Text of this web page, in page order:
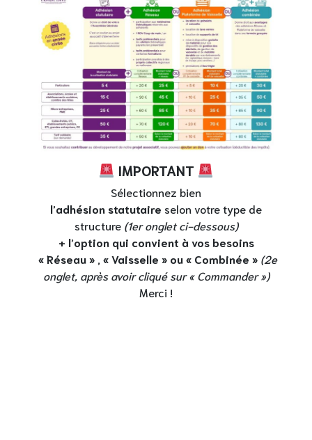
​ IMPORTANT
Sélectionnez bien
l’adhésion statutaire selon votre type de
structure (1er onglet ci-dessous)
+ l’option qui convient à vos besoins
« Réseau » , « Vaisselle » ou « Combinée » (2e
onglet, après avoir cliqué sur « Commander »)
Merci !